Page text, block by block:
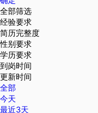
全部筛选
经验要求
简历完整度
性别要求
学历要求
到岗时间
更新时间
全部
今天
最近3天